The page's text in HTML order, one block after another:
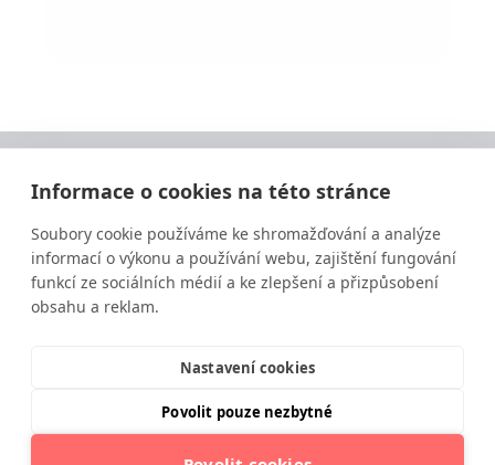
Informace o cookies na této stránce
Soubory cookie používáme ke shromažďování a analýze
informací o výkonu a používání webu, zajištění fungování
funkcí ze sociálních médií a ke zlepšení a přizpůsobení
obsahu a reklam.
Nastavení cookies
Povolit pouze nezbytné
Vzdělávání ve výživě a zdravém životním stylu